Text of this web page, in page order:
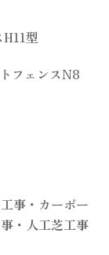
型
フェンスN8
事・カーポー
・人工芝工事